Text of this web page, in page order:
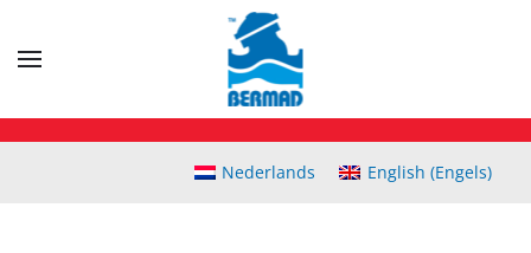
main
content
Nederlands English (Engels)